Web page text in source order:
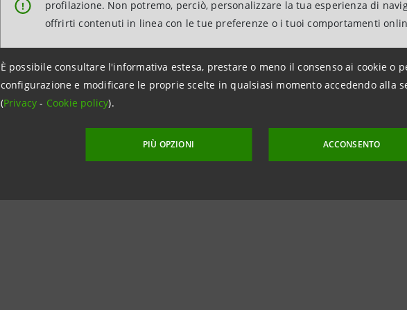
!
profilazione. Non potremo, perciò, personalizzare la tua esperienza di
offrirti contenuti in linea con le tue preferenze o i tuoi comportamenti
È possibile consultare l'informativa estesa, prestare o meno il consenso ai cookie o
configurazione e modificare le proprie scelte in qualsiasi momento accedendo alla
(Privacy- Cookie policy).
PIÙ OPZIONI ACCONSENTO
richiesti provvedimenti delle competenti autorità di Vigilanza.
Comunicazione ai sensi dell’art. 114 del D.Lgs. 58/1998 e dell’art.
Per informazioni:
Rapporti con i Media – Banca dei territori e Media locali
Tel. +39 0496539835 – cell. +39 3351355936